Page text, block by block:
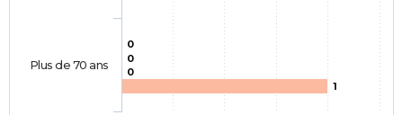
0
0
0
1
Plus de 70 ans